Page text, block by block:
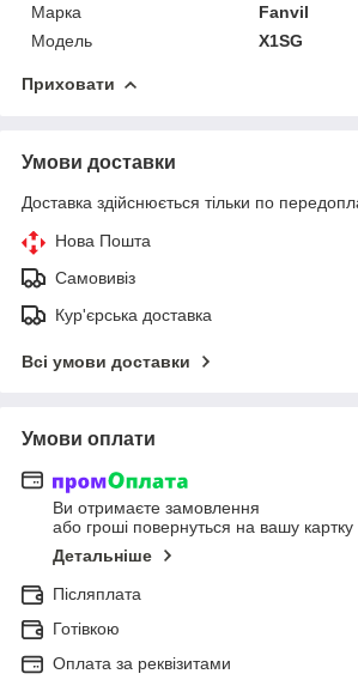
Марка
Fanvil
Мoдель
X1SG
Приховати
Умови доставки
Доставка здійснюється тільки по
Нова Пошта
Самовивіз
Кур'єрська доставка
Всі умови доставки
Умови оплати
Ви отримаєте замовлення
або гроші повернуться на вашу картку
Детальніше
Післяплата
Готівкою
Оплата за реквізитами